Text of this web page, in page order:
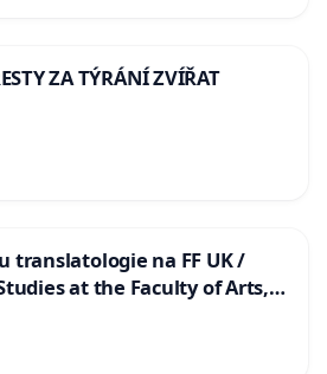
ZA TÝRÁNÍ ZVÍŘAT
translatologie na FF UK /
at the Faculty of Arts,